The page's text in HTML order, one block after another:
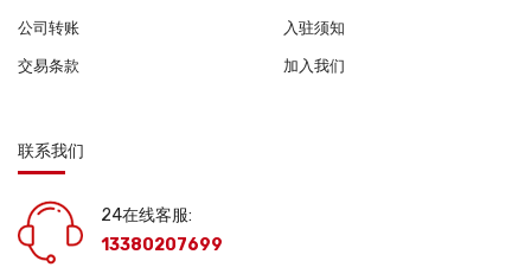
公司转账
交易条款
入驻须知
加入我们
联系我们
24在线客服:
13380207699